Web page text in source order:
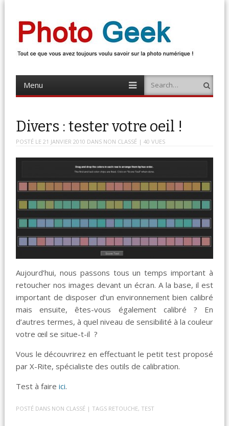
Photo Geek
Menu
content
Search
Divers : tester votre oeil !
POSTÉ LE 21 JANVIER 2010 DANS NON CLASSÉ | 40 VUES
Aujourd’hui, nous passons tous un temps important à
retoucher nos images devant un écran. A la base, il est
important de disposer d’un environnement bien calibré
mais ensuite, êtes-vous également calibré ? En
d’autres termes, à quel niveau de sensibilité à la couleur
votre œil se situe-t-il ?
Vous le découvrirez en effectuant le petit test proposé
par X-Rite, spécialiste des outils de calibration.
Test à faireici.
POSTÉ DANS NON CLASSÉ | TAGS RETOUCHE, TEST